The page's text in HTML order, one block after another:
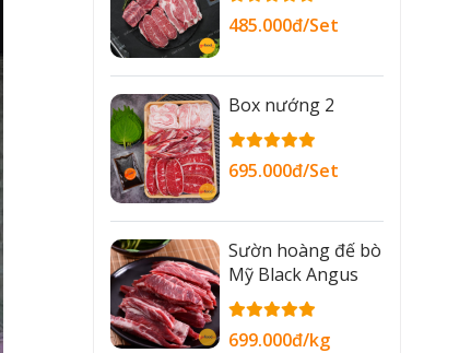
485.000đ/Set
Box nướng 2
695.000đ/Set
Sườn hoàng đế bò
Mỹ Black Angus
699.000đ/kg